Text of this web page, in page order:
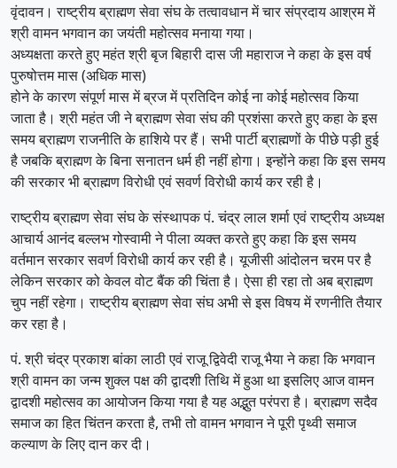
वृंदावन। राष्ट्रीय ब्राह्मण सेवा संघ के तत्वावधान में चार संप्रदाय आश्रम में
श्री वामन भगवान का जयंती महोत्सव मनाया गया।
अध्यक्षता करते हुए महंत श्री बृज बिहारी दास जी महाराज ने कहा के इस वर्ष
पुरुषोत्तम मास (अधिक मास)
होने के कारण संपूर्ण मास में ब्रज में प्रतिदिन कोई ना कोई महोत्सव किया
जाता है। श्री महंत जी ने ब्राह्मण सेवा संघ की प्रशंसा करते हुए कहा के इस
समय ब्राह्मण राजनीति के हाशिये पर हैं। सभी पार्टी ब्राह्मणों के पीछे पड़ी हुई
है जबकि ब्राह्मण के बिना सनातन धर्म ही नहीं होगा। इन्होंने कहा कि इस समय
की सरकार भी ब्राह्मण विरोधी एवं सवर्ण विरोधी कार्य कर रही है।
राष्ट्रीय ब्राह्मण सेवा संघ के संस्थापक पं. चंद्र लाल शर्मा एवं राष्ट्रीय अध्यक्ष
आचार्य आनंद बल्लभ गोस्वामी ने पीला व्यक्त करते हुए कहा कि इस समय
वर्तमान सरकार सवर्ण विरोधी कार्य कर रही है। यूजीसी आंदोलन चरम पर है
लेकिन सरकार को केवल वोट बैंक की चिंता है। ऐसा ही रहा तो अब ब्राह्मण
चुप नहीं रहेगा। राष्ट्रीय ब्राह्मण सेवा संघ अभी से इस विषय में रणनीति तैयार
कर रहा है।
पं. श्री चंद्र प्रकाश बांका लाठी एवं राजू द्विवेदी राजू भैया ने कहा कि भगवान
श्री वामन का जन्म शुक्ल पक्ष की द्वादशी तिथि में हुआ था इसलिए आज वामन
द्वादशी महोत्सव का आयोजन किया गया है यह अद्भुत परंपरा है। ब्राह्मण सदैव
समाज का हित चिंतन करता है, तभी तो वामन भगवान ने पूरी पृथ्वी समाज
कल्याण के लिए दान कर दी।